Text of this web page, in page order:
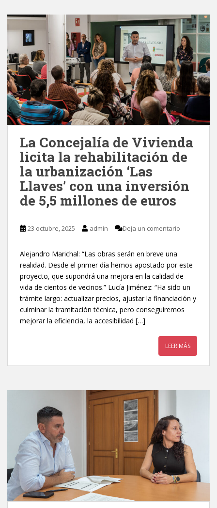
La Concejalía de Vivienda
licita la rehabilitación de
la urbanización ‘Las
Llaves’ con una inversión
de 5,5 millones de euros
23 octubre, 2025 admin Deja un comentario
Alejandro Marichal: “Las obras serán en breve una
realidad. Desde el primer día hemos apostado por este
proyecto, que supondrá una mejora en la calidad de
vida de cientos de vecinos.” Lucía Jiménez: “Ha sido un
trámite largo: actualizar precios, ajustar la financiación y
culminar la tramitación técnica, pero conseguiremos
mejorar la eficiencia, la accesibilidad […]
LEER MÁS